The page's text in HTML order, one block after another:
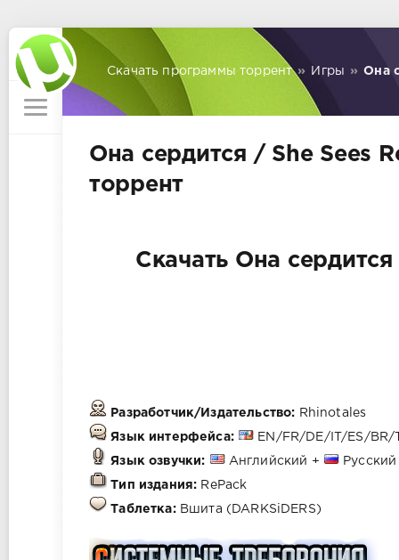
Скачать программы торрент » Игры » Она
Она сердится / She Sees
торрент
Скачать Она
Разработчик/Издательство: Rhinotales
Язык интерфейса: EN/FR/DE/IT/ES/
Язык озвучки: Английский + Русский
Тип издания: RePack
Таблетка: Вшита (DARKSiDERS)